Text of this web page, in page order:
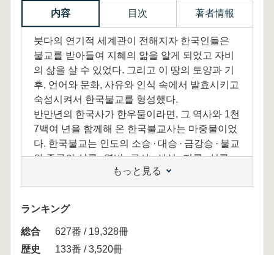
内容 目次 著者情報
붓다의 연기적 세계관이 전해지자 한국인들은
불교를 받아들여 지혜의 앎을 알게 되었고 자비
의 삶을 살 수 있었다. 그리고 이 땅의 토양과 기
후, 언어와 문화, 사유와 인식 속에서 발효시키고
숙성시켜서 한국불교를 형성했다.
반만년의 한국사가 한우물이라면, 그 역사와 1천
7백여 년을 함께해 온 한국불교사는 마중물이었
다. 한국불교는 인도의 소승 · 대승 · 금강승 · 불교
와 중국의 삼론 · 열반 · 구사 · 성실 · 지론 · 섭론 ·
율 · 밀 · 법상 · 천태 · 화엄 · 정토 · 선법의 13종파
를 받아들여 물리적으로 종합한 후 ‘비빔의 불
교’를 열었고, 화학적으로 삼투시켜 ‘달임의 불
교’를 열었다.
이 책에서는 우리 역사의 한우물인 한국사와 마
중물인 한국불교사의 주제와 인물, 역사와 문화,
もっと見る
ランキング
総合
627番 / 19,328冊
歴史
133番 / 3,520冊